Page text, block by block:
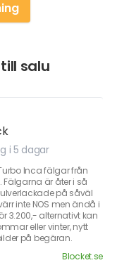
salu
i 5 dagar
Inca fälgar från
är åter i så
på såväl
inte NOS men ändå i
3.200,- alternativt kan
eller vinter, nytt
på begäran.
Blocket.se